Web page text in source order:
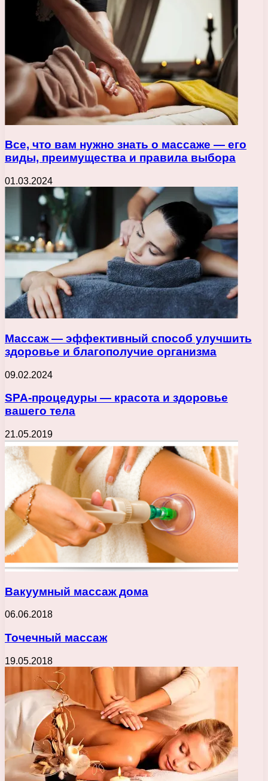
Все, что вам нужно знать о массаже — его
виды, преимущества и правила выбора
01.03.2024
Массаж — эффективный способ улучшить
здоровье и благополучие организма
09.02.2024
SPA-процедуры — красота и здоровье
вашего тела
21.05.2019
Вакуумный массаж дома
06.06.2018
Точечный массаж
19.05.2018